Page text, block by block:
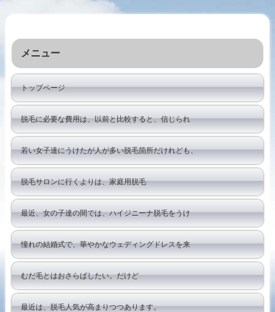
メニュー
トップページ
脱毛に必要な費用は、以前と比較すると、信じられ
若い女子達にうけたが人が多い脱毛箇所だけれども、
脱毛サロンに行くよりは、家庭用脱毛
最近、女の子達の間では、ハイジニーナ脱毛をうけ
憧れの結婚式で、華やかなウェディングドレスを来
むだ毛とはおさらばしたい。だけど
最近は、脱毛人気が高まりつつあります。